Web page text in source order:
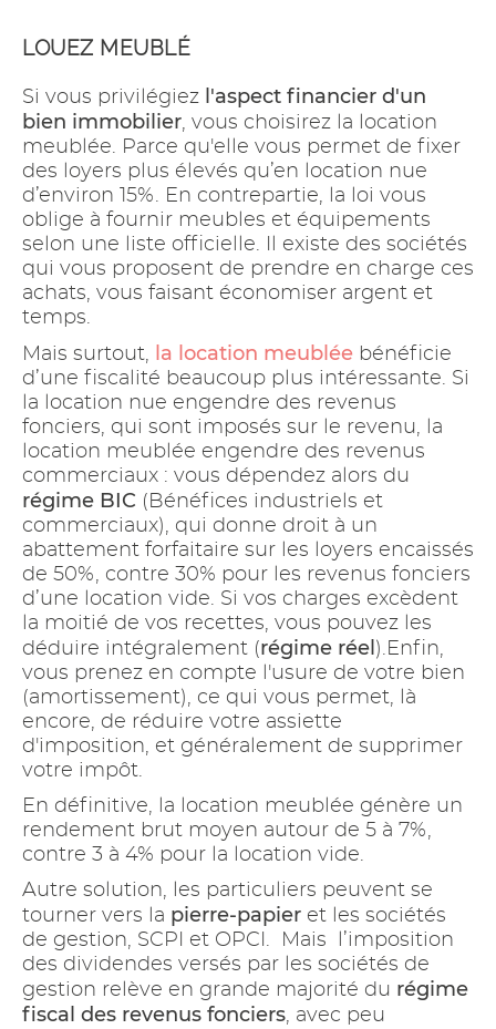
LOUEZ MEUBLÉ
Si vous privilégiez l'aspect financier d'un
bien immobilier, vous choisirez la location
meublée. Parce qu'elle vous permet de fixer
des loyers plus élevés qu’en location nue
d’environ 15%. En contrepartie, la loi vous
oblige à fournir meubles et équipements
selon une liste officielle. Il existe des sociétés
qui vous proposent de prendre en charge ces
achats, vous faisant économiser argent et
temps.
Mais surtout, la location meublée bénéficie
d’une fiscalité beaucoup plus intéressante. Si
la location nue engendre des revenus
fonciers, qui sont imposés sur le revenu, la
location meublée engendre des revenus
commerciaux : vous dépendez alors du
régime BIC (Bénéfices industriels et
commerciaux), qui donne droit à un
abattement forfaitaire sur les loyers encaissés
de 50%, contre 30% pour les revenus fonciers
d’une location vide. Si vos charges excèdent
la moitié de vos recettes, vous pouvez les
déduire intégralement (régime réel).Enfin,
vous prenez en compte l'usure de votre bien
(amortissement), ce qui vous permet, là
encore, de réduire votre assiette
d'imposition, et généralement de supprimer
votre impôt.
En définitive, la location meublée génère un
rendement brut moyen autour de 5 à 7%,
contre 3 à 4% pour la location vide.
Autre solution, les particuliers peuvent se
tourner vers la pierre-papier et les sociétés
de gestion, SCPI et OPCI. Mais l’imposition
des dividendes versés par les sociétés de
gestion relève en grande majorité du régime
fiscal des revenus fonciers, avec peu